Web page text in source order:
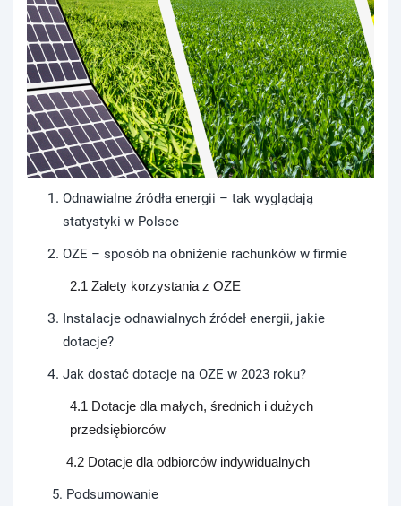
Odnawialne źródła energii – tak wyglądają
statystyki w Polsce
OZE – sposób na obniżenie rachunków w firmie
2.1 Zalety korzystania z OZE
Instalacje odnawialnych źródeł energii, jakie
dotacje?
Jak dostać dotacje na OZE w 2023 roku?
4.1 Dotacje dla małych, średnich i dużych
przedsiębiorców
4.2 Dotacje dla odbiorców indywidualnych
5. Podsumowanie